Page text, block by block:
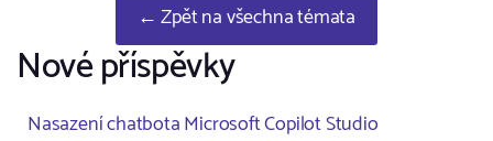
← Zpět na všechna témata
Nové příspěvky
Nasazení chatbota Microsoft Copilot Studio